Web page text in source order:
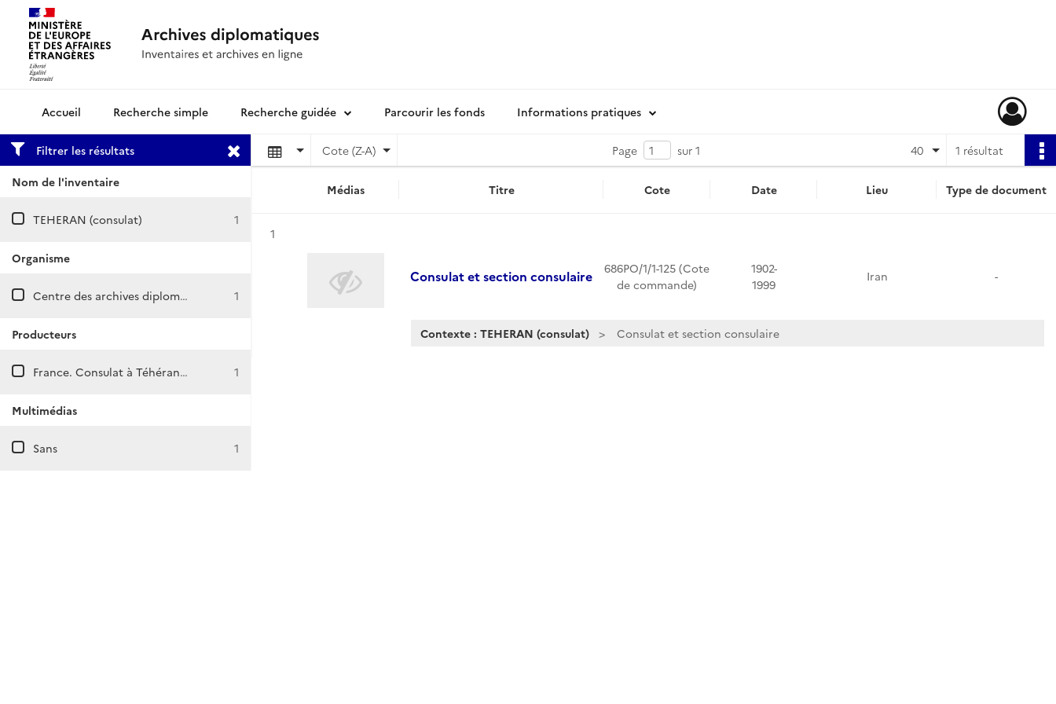
Archives diplomatiquesRecherche simple Recherche guidée Parcourir les fonds Informations pratiques
Filtrer les résultats
Nom de l'inventaire
TEHERAN (consulat) 1
Organisme
Centre des archives diplomatiques de Nantes 1
Producteurs
France. Consulat à Téhéran (Iran) 1
Multimédias
Sans 1
Cote (Z-A) Page sur 1 1 résultat
40
Médias Titre Cote Date Lieu Type de document
Résultat n°
1
Consulat et section consulaire
686PO/1/1-125 (Cote
de commande)
1902-
1999
Iran -
Contexte : TEHERAN (consulat) Consulat et section consulaire